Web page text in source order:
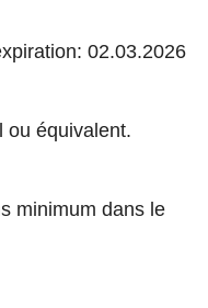
02.03.2026
ou équivalent.
minimum dans le